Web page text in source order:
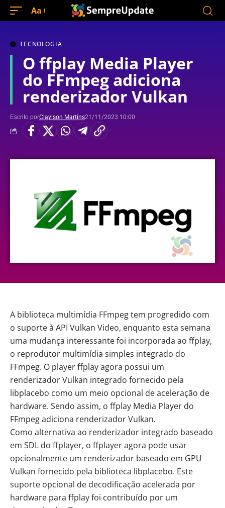
Aa
TECNOLOGIA
O ffplay Media Player
do FFmpeg adiciona
renderizador Vulkan
Escrito porClaylson Martins21/11/2023 10:00
A biblioteca multimídia FFmpeg tem progredido com
o suporte à API Vulkan Video, enquanto esta semana
uma mudança interessante foi incorporada ao ffplay,
o reprodutor multimídia simples integrado do
FFmpeg. O player ffplay agora possui um
renderizador Vulkan integrado fornecido pela
libplacebo como um meio opcional de aceleração de
hardware. Sendo assim, o ffplay Media Player do
FFmpeg adiciona renderizador Vulkan.
Como alternativa ao renderizador integrado baseado
em SDL do ffplayer, o ffplayer agora pode usar
opcionalmente um renderizador baseado em GPU
Vulkan fornecido pela biblioteca libplacebo. Este
suporte opcional de decodificação acelerada por
hardware para ffplay foi contribuído por um